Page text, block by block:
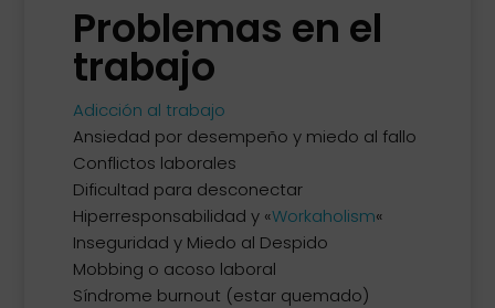
Problemas en el
trabajo
Adicción al trabajo
Ansiedad por desempeño y miedo al fallo
Conflictos laborales
Dificultad para desconectar
Hiperresponsabilidad y «Workaholism«
Inseguridad y Miedo al Despido
Mobbing o acoso laboral
Síndrome burnout (estar quemado)